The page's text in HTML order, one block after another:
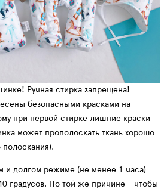
Ручная стирка запрещена!
безопасными красками на
при первой стирке лишние краски
может прополоскать ткань хорошо
полоскания).
и долгом режиме (не менее 1 часа)
градусов. По той же причине - чтобы